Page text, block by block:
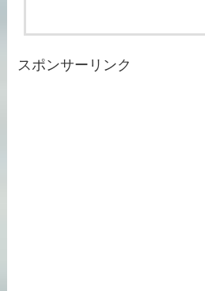
スポンサーリンク